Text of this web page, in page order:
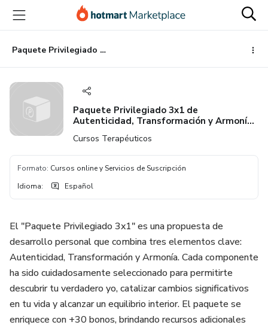
principal
página
de
página
Paquete Privilegiado 3x1 de Autenticidad, Transformación y Armonía + Garantía + Soporte Personalizado
Paquete Privilegiado 3x1 de
Autenticidad, Transformación y Armonía
+ Garantía + Soporte Personalizado
Cursos Terapéuticos
Formato: Cursos online y Servicios de Suscripción
Idioma: Español
El "Paquete Privilegiado 3x1" es una propuesta de
desarrollo personal que combina tres elementos clave:
Autenticidad, Transformación y Armonía. Cada componente
ha sido cuidadosamente seleccionado para permitirte
descubrir tu verdadero yo, catalizar cambios significativos
en tu vida y alcanzar un equilibrio interior. El paquete se
enriquece con +30 bonos, brindando recursos adicionales